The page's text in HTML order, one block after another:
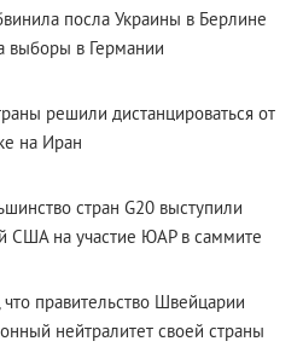
посла Украины в Берлине
выборы в Германии
решили дистанцироваться от
на Иран
стран G20 выступили
США на участие ЮАР в саммите
правительство Швейцарии
нейтралитет своей страны